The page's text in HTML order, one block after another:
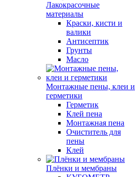
Лакокрасочные
материалы
Краски, кисти и
валики
Антисептик
Грунты
Масло
Монтажные пены, клеи и
герметики
Герметик
Клей пена
Монтажная пена
Очиститель для
пены
Клей
Плёнки и мембраны